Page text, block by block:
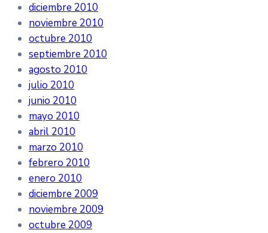
diciembre 2010
noviembre 2010
octubre 2010
septiembre 2010
agosto 2010
julio 2010
junio 2010
mayo 2010
abril 2010
marzo 2010
febrero 2010
enero 2010
diciembre 2009
noviembre 2009
octubre 2009